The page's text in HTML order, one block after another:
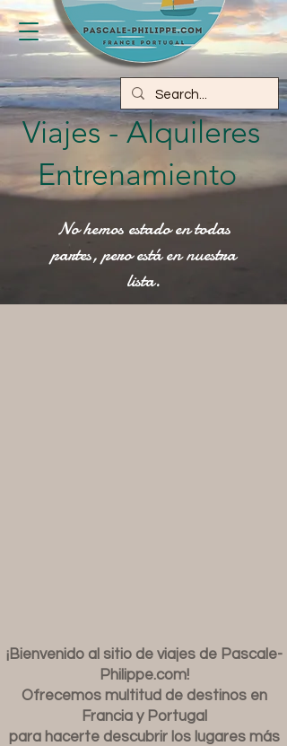
Llamada
Viajes - Alquileres
Entrenamiento
No hemos estado en todas
partes, pero está en nuestra
lista.
¡Bienvenido al sitio de viajes de Pascale-
Philippe.com!
Ofrecemos multitud de destinos en
Francia y Portugal
para hacerte descubrir los lugares más